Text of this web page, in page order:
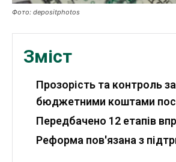
Ми в соц. мережах
Фото: depositphotos
Зміст
Прозорість та контроль за
бюджетними коштами
Передбачено 12 етапів
Реформа пов'язана з